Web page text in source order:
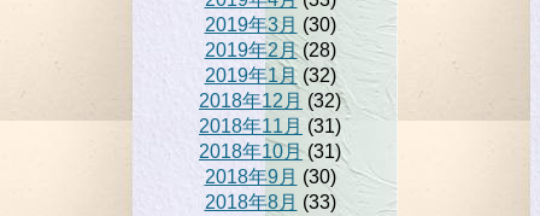
2019年3月 (30)
2019年2月(28)
2019年1月(32)
2018年12月 (32)
2018年11月 (31)
2018年10月 (31)
2018年9月 (30)
2018年8月 (33)